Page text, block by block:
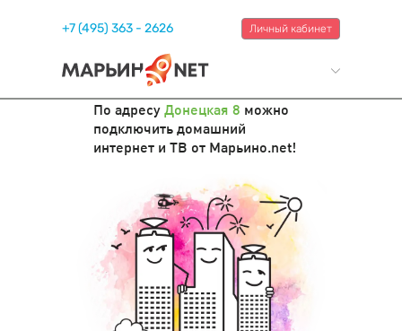
+7 (495) 363 - 2626 Личный кабинет
По адресуДонецкая 8 можно
подключить домашний
интернет и ТВ от Марьино.net!